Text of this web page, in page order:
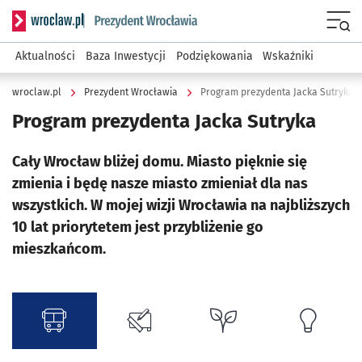
Serwis informacyjny wroclaw.pl podserwis: Prezydent
Aktualności Baza Inwestycji Podziękowania Wskaźniki
wroclaw.pl Prezydent Wrocławia Program prezydenta Jacka Sutryka
Program prezydenta Jacka Sutryka
Cały Wrocław bliżej domu. Miasto pięknie się
zmienia i będę nasze miasto zmieniał dla nas
wszystkich. W mojej wizji Wrocławia na najbliższych
10 lat priorytetem jest przybliżenie go
mieszkańcom.
kategoria Transport i infrastruktura
zobacz szczegółykategoria Przestrzeń
zobacz szczegółykategoria Środowisko
zobacz szczegółyzobacz